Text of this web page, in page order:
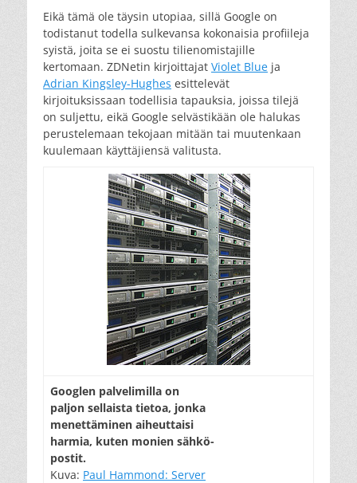
Eikä tämä ole täysin utopiaa, sillä Google on
todistanut todella sulkevansa kokonaisia profiileja
syistä, joita se ei suostu tilienomistajille
kertomaan. ZDNetin kirjoittajat Violet Blue ja
Adrian Kingsley-Hughes esittelevät
kirjoituksissaan todellisia tapauksia, joissa tilejä
on suljettu, eikä Google selvästikään ole halukas
perustelemaan tekojaan mitään tai muutenkaan
kuulemaan käyttäjiensä valitusta.
Googlen palvelimilla on
paljon sellaista tietoa, jonka
menettäminen aiheuttaisi
harmia, kuten monien sähkö-
postit.
Kuva: Paul Hammond: Server